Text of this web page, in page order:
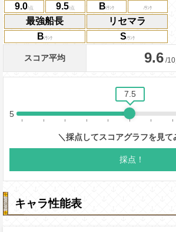
9.0
9.5
B
最強船長
リセマラ
B
S
キャラ性能表